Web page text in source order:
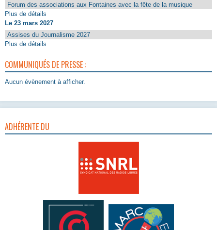
Forum des associations aux Fontaines avec la fête de la musique
Plus de détails
Le 23 mars 2027
Assises du Journalisme 2027
Plus de détails
COMMUNIQUÉS DE PRESSE :
Aucun évènement à afficher.
ADHÉRENTE DU